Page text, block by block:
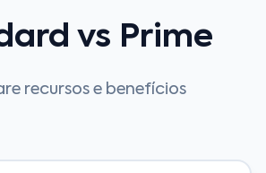
vs Prime
recursos e benefícios